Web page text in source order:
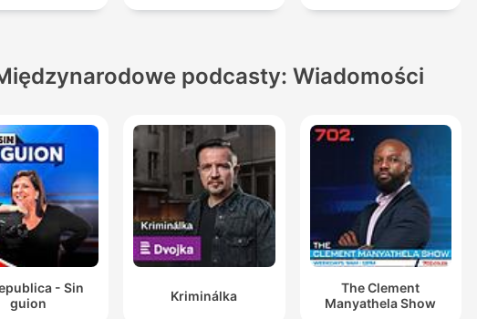
podcasty: Wiadomości
- Sin
guion
Kriminálka
The Clement
Manyathela Show